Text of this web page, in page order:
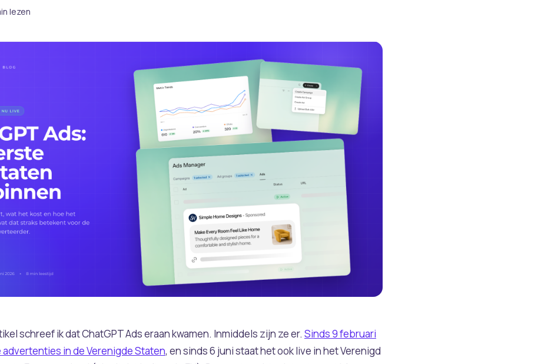
lezen
schreef ik dat ChatGPT Ads eraan kwamen. Inmiddels zijn ze er. Sinds 9 februari
advertenties in de Verenigde Staten, en sinds 6 juni staat het ook live in het Verenigd